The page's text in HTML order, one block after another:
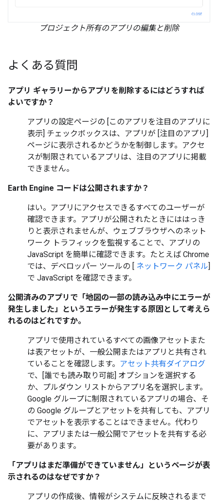
プロジェクト所有のアプリの編集と削除
よくある質問
アプリ ギャラリーからアプリを削除するにはどうすれば
よいですか？
アプリの設定ページの [このアプリを注目のアプリに
表示] チェックボックスは、アプリが [注目のアプリ]
ページに表示されるかどうかを制御します。アクセ
スが制限されているアプリは、注目のアプリに掲載
できません。
Earth Engine コードは公開されますか？
はい。アプリにアクセスできるすべてのユーザーが
確認できます。アプリが公開されたときにははっき
りと表示されませんが、ウェブブラウザへのネット
ワーク トラフィックを監視することで、アプリの
JavaScript を簡単に確認できます。たとえば Chrome
では、デベロッパー ツールの [ ネットワーク パネル]
で JavaScript を確認できます。
公開済みのアプリで「地図の一部の読み込み中にエラーが
発生しました」というエラーが発生する原因として考えら
れるのはどれですか。
アプリで使用されているすべての画像アセットまた
は表アセットが、一般公開またはアプリと共有され
ていることを確認します。 アセット共有ダイアログ
で、[誰でも読み取り可能] オプションを選択する
か、プルダウン リストからアプリ名を選択します。
Google グループに制限されているアプリの場合、そ
の Google グループとアセットを共有しても、アプリ
でアセットを表示することはできません。代わり
に、アプリまたは一般公開でアセットを共有する必
要があります。
「アプリはまだ準備ができていません」というページが表
示されるのはなぜですか？
アプリの作成後、情報がシステムに反映されるまで